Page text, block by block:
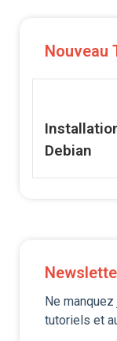
Nouveau
Debian
Ne
tutoriels et